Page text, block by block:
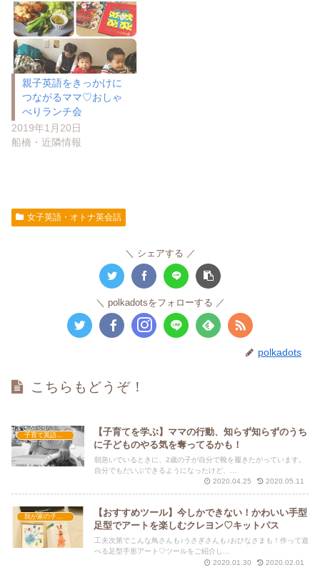
親子英語をきっかけに
つながるママ♡おしゃ
べりランチ会
2019年1月20日
船橋・近隣情報
女子英語・オトナ英会話
シェアする
polkadotsをフォローする
polkadots
こちらもどうぞ！
【子育てを学ぶ】ママの行動、知らず知らずのうち
に子どものやる気を奪ってるかも！
朝急いでいるときに、2歳の子が自分で靴を履きたがっています。
自分でもだいぶできるようになったけど、...
2020.04.25
2020.05.11
【おすすめツール】今しかできない！かわいい手型
足型でアートを楽しむクレヨン♡キットパス
工夫次第でこんな鳥さんも♪うさぎさんも♪おひなさまも！作って遊
べる足型手形アート♡ツールをご紹介し...
2020.01.30
2020.02.01